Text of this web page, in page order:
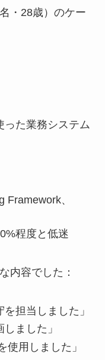
・28歳）のケー
った業務システム
Framework、
程度と低迷
内容でした：
担当しました」
ました」
使用しました」